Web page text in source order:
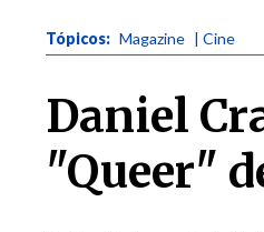
Tópicos: Magazine | Cine
Daniel
"Queer"